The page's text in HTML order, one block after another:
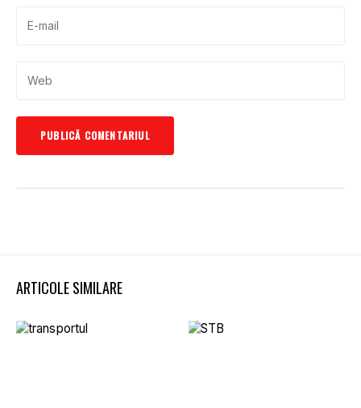
ARTICOLE SIMILARE